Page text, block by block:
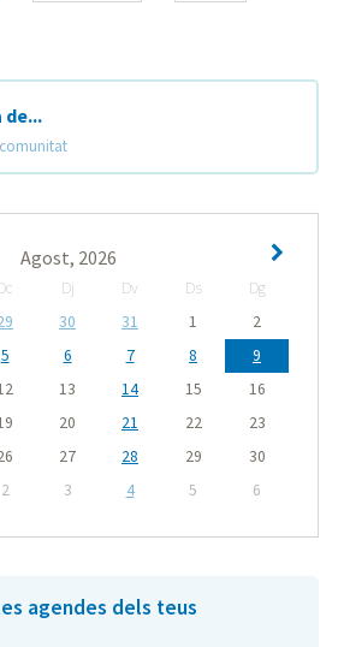
Agost, 2026
Dj Dv Ds
Dg
30 31 1
2
5 6 7 8
9
13 14 15
16
20 21 22
23
27 28 29
30
2 3 4 5 6
agendes dels teus